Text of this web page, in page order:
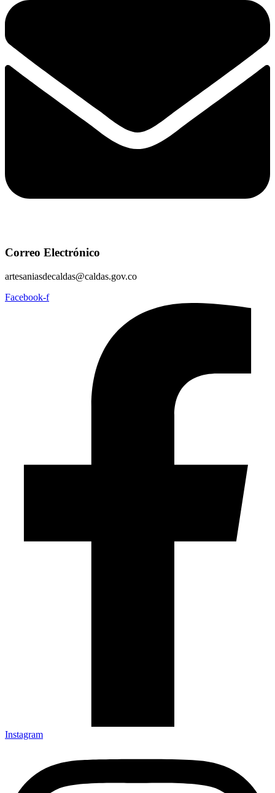
Correo Electrónico
artesaniasdecaldas@caldas.gov.co
Facebook-f
Instagram